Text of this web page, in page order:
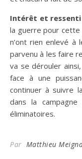
Intérêt et ressenti
la guerre pour cette
n’ont rien enlevé à
parvenu à les faire
va se dérouler
face à une
continuer à suivre
dans la
éliminatoires.
Par Matthieu